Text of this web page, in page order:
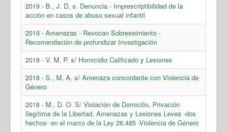
2019 - B., J. D. s. Denuncia - Imprescriptibilidad de la
acción en casos de abuso sexual infantil
2019 - Amenazas - Revocan Sobreseimiento -
Recomendación de profundizar Investigación
2018 - V. M. P. s/ Homicidio Calificado y Lesiones
2018 - S., M, A, s/ Amenaza concordante con Violencia de
Género
2018 - M., D. O. S/ Violación de Domicilio, Privación
Ilegítima de la Libertad, Amenazas y Lesiones Leves -dos
hechos- en el marco de la Ley 26.485 -Violencia de Género